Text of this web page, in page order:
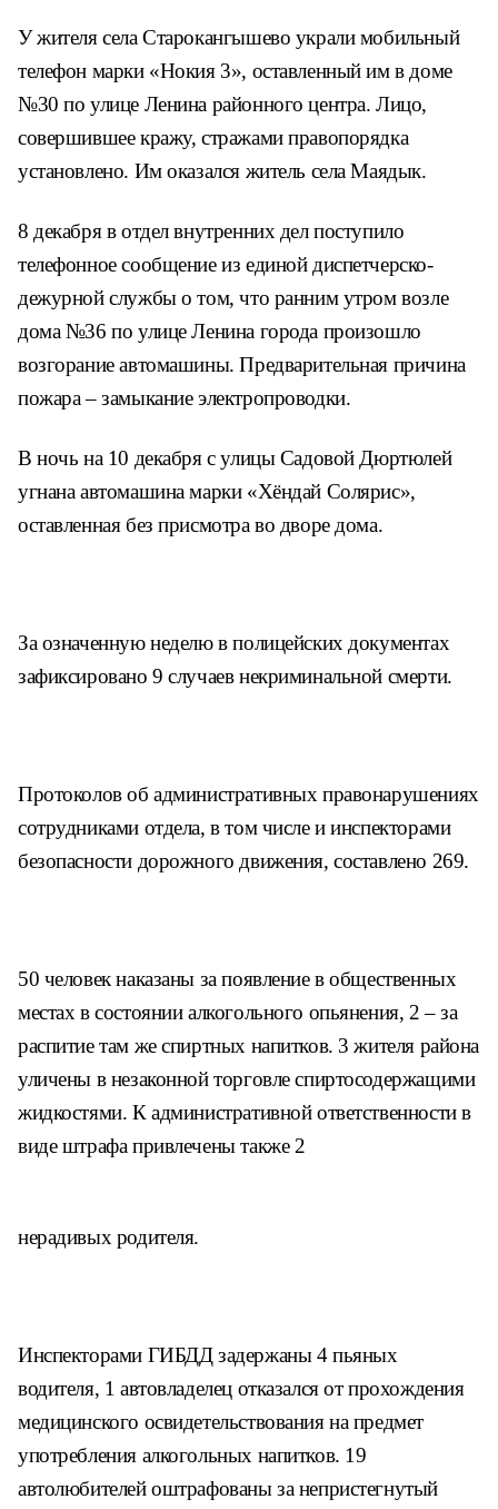
У жителя села Старокангышево укралимобильный
телефон марки «Нокия 3», оставленный им в доме
№30 по улице Ленина районного центра. Лицо,
совершившее кражу,стражами правопорядка
установлено. Имоказался житель села Маядык.
8 декабря в отдел внутренних дел поступило
телефонное сообщение из единой диспетчерско-
дежурной службы о том, что ранним утром возле
дома №36 по улице Ленина города произошло
возгорание автомашины.Предварительная причина
пожара – замыканиеэлектропроводки.
В ночь на 10 декабря с улицы Садовой Дюртюлей
угнана автомашина марки «Хёндай Солярис»,
оставленная без присмотра во дворе дома.
За означенную неделю в полицейских документах
зафиксировано 9 случаев некриминальной смерти.
Протоколов об административных правонарушениях
сотрудниками отдела, в том числеи инспекторами
безопасности дорожного движения, составлено 269.
50 человек наказаны за появление вобщественных
местах в состоянии алкогольного опьянения, 2 – за
распитие там жеспиртных напитков. 3 жителя района
уличены в незаконной торговле спиртосодержащими
жидкостями. К административной ответственности в
виде штрафа привлечены также 2
нерадивых родителя.
Инспекторами ГИБДД задержаны 4 пьяных
водителя, 1 автовладелец отказался отпрохождения
медицинского освидетельствования на предмет
употребления алкогольных напитков. 19
автолюбителей оштрафованы за непристегнутый